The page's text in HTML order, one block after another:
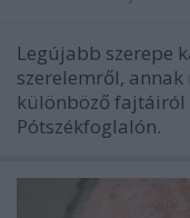
Legújabb szerepe
szerelemről,
különböző
Pótszékfoglalón.